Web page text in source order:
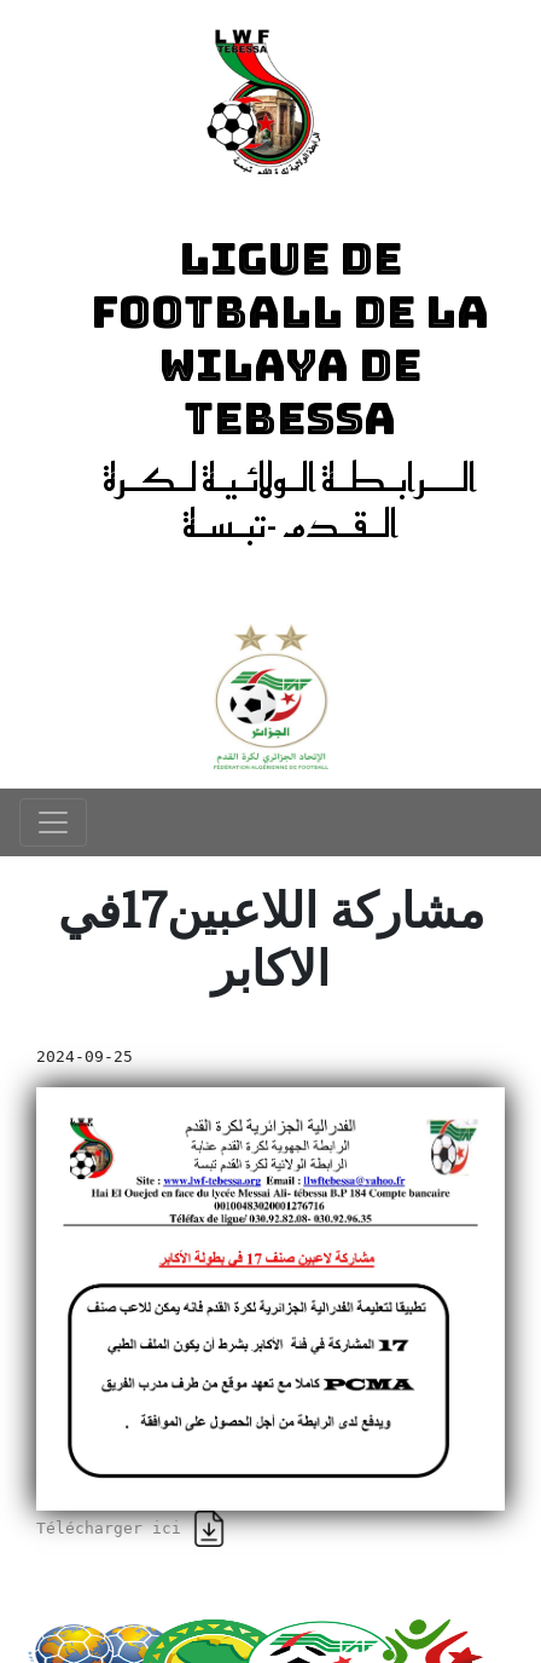
LIGUE DE
FOOTBALL DE LA
WILAYA DE
TEBESSA
الـــرابـطـة الـولائـيـة لـكـرة
الـقـدم -تبـسـة
مشاركة اللاعبين17في
الاكابر
2024-09-25
Télécharger ici